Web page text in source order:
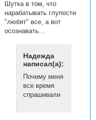
Шутка в том, что
нарабатывать глупости
"любят" все, а вот
осознавать...
Надежда
написал(а):
Почему меня
все время
спрашивали